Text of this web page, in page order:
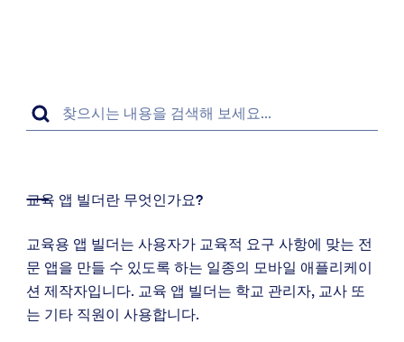
교육 앱 빌더란 무엇인가요?
교육용 앱 빌더는 사용자가 교육적 요구 사항에 맞는 전
문 앱을 만들 수 있도록 하는 일종의 모바일 애플리케이
션 제작자입니다. 교육 앱 빌더는 학교 관리자, 교사 또
는 기타 직원이 사용합니다.